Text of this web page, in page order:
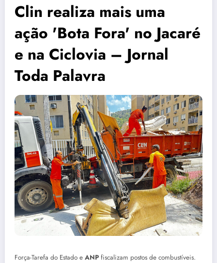
Clin realiza mais uma
ação 'Bota Fora' no Jacaré
e na Ciclovia – Jornal
Toda Palavra
Força-Tarefa do Estado e ANP fiscalizam postos de combustíveis.